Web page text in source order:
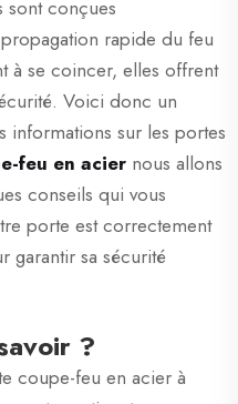
sont conçues
rapide du feu
à se coincer, elles offrent
Voici donc un
sur les portes
feu en acier nous allons
conseils qui vous
porte est correctement
garantir sa sécurité
?
coupe-feu en acier à